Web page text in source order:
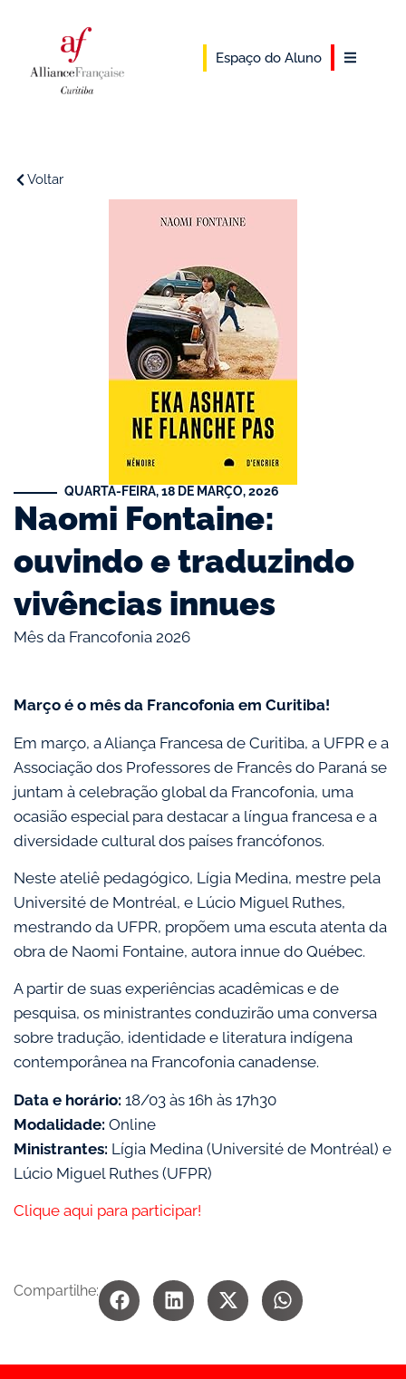
Espaço do Aluno
Voltar
QUARTA-FEIRA, 18 DE MARÇO, 2026
Naomi Fontaine:
ouvindo e traduzindo
vivências innues
Mês da Francofonia 2026
Março é o mês da Francofonia em Curitiba!
Em março, a Aliança Francesa de Curitiba, a UFPR e a
Associação dos Professores de Francês do Paraná se
juntam à celebração global da Francofonia, uma
ocasião especial para destacar a língua francesa e a
diversidade cultural dos países francófonos.
Neste ateliê pedagógico, Lígia Medina, mestre pela
Université de Montréal, e Lúcio Miguel Ruthes,
mestrando da UFPR, propõem uma escuta atenta da
obra de Naomi Fontaine, autora innue do Québec.
A partir de suas experiências acadêmicas e de
pesquisa, os ministrantes conduzirão uma conversa
sobre tradução, identidade e literatura indígena
contemporânea na Francofonia canadense.
Data e horário: 18/03 às 16h às 17h30
Modalidade: Online
Ministrantes: Lígia Medina (Université de Montréal) e
Lúcio Miguel Ruthes (UFPR)
Clique aqui para participar!
Compartilhe: